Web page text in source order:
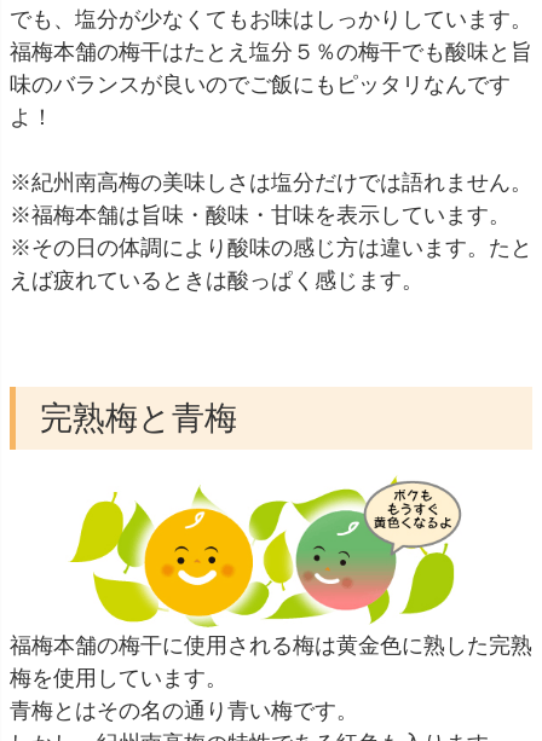
でも、塩分が少なくてもお味はしっかりしています。
福梅本舗の梅干はたとえ塩分５％の梅干でも酸味と旨
味のバランスが良いのでご飯にもピッタリなんです
よ！
※紀州南高梅の美味しさは塩分だけでは語れません。
※福梅本舗は旨味・酸味・甘味を表示しています。
※その日の体調により酸味の感じ方は違います。たと
えば疲れているときは酸っぱく感じます。
完熟梅と青梅
福梅本舗の梅干に使用される梅は黄金色に熟した完熟
梅を使用しています。
青梅とはその名の通り青い梅です。